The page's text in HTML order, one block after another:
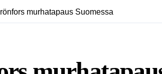
murhatapaus Suomessa